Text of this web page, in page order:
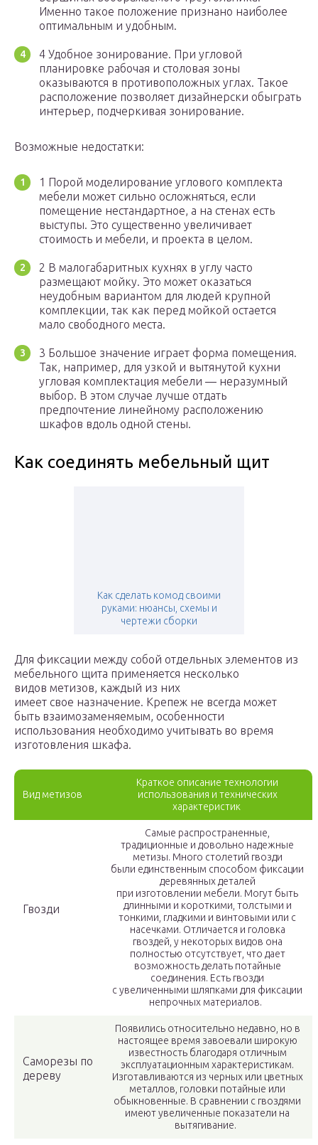
Именно такое положение признано наиболее
оптимальным и удобным.
4 Удобное зонирование. При угловой
планировке рабочая и столовая зоны
оказываются в противоположных углах. Такое
расположение позволяет дизайнерски обыграть
интерьер, подчеркивая зонирование.
Возможные недостатки:
1 Порой моделирование углового комплекта
мебели может сильно осложняться, если
помещение нестандартное, а на стенах есть
выступы. Это существенно увеличивает
стоимость и мебели, и проекта в целом.
2 В малогабаритных кухнях в углу часто
размещают мойку. Это может оказаться
неудобным вариантом для людей крупной
комплекции, так как перед мойкой остается
мало свободного места.
3 Большое значение играет форма помещения.
Так, например, для узкой и вытянутой кухни
угловая комплектация мебели — неразумный
выбор. В этом случае лучше отдать
предпочтение линейному расположению
шкафов вдоль одной стены.
Как соединять мебельный щит
Как сделать комод своими
руками: нюансы, схемы и
чертежи сборки
Для фиксации между собой отдельных элементов из
мебельного щита применяется несколько
видов метизов, каждый из них
имеет свое назначение. Крепеж не всегда может
быть взаимозаменяемым, особенности
использования необходимо учитывать во время
изготовления шкафа.
Вид метизов
Краткое описание технологии
использования и технических
характеристик
Гвозди
Самые распространенные,
традиционные и довольно надежные
метизы. Много столетий гвозди
были единственным способом фиксации
деревянных деталей
при изготовлении мебели. Могут быть
длинными и короткими, толстыми и
тонкими, гладкими и винтовыми или с
насечками. Отличается и головка
гвоздей, у некоторых видов она
полностью отсутствует, что дает
возможность делать потайные
соединения. Есть гвозди
с увеличенными шляпками для фиксации
непрочных материалов.
Саморезы по
дереву
Появились относительно недавно, но в
настоящее время завоевали широкую
известность благодаря отличным
эксплуатационным характеристикам.
Изготавливаются из черных или цветных
металлов, головки потайные или
обыкновенные. В сравнении с гвоздями
имеют увеличенные показатели на
вытягивание.